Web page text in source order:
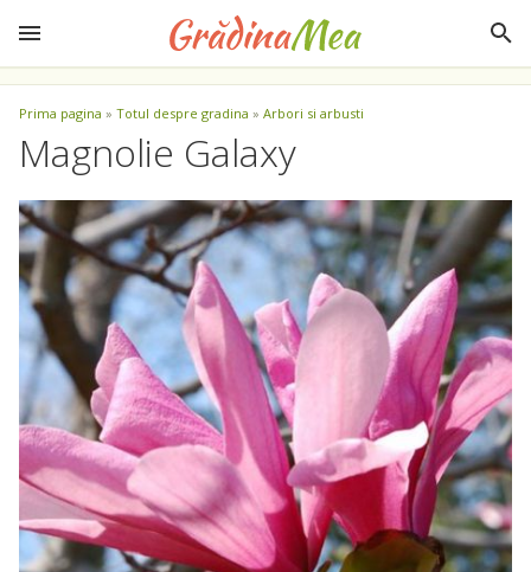
Prima pagina » Totul despre gradina » Arbori si arbusti
Magnolie Galaxy